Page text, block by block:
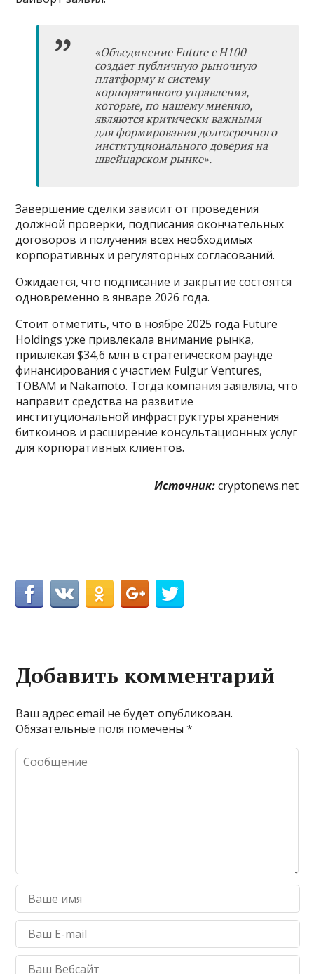
«Объединение Future с H100
создает публичную рыночную
платформу и систему
корпоративного управления,
которые, по нашему мнению,
являются критически важными
для формирования долгосрочного
институционального доверия на
швейцарском рынке».
Завершение сделки зависит от проведения
должной проверки, подписания окончательных
договоров и получения всех необходимых
корпоративных и регуляторных согласований.
Ожидается, что подписание и закрытие состоятся
одновременно в январе 2026 года.
Стоит отметить, что в ноябре 2025 года Future
Holdings уже привлекала внимание рынка,
привлекая $34,6 млн в стратегическом раунде
финансирования с участием Fulgur Ventures,
TOBAM и Nakamoto. Тогда компания заявляла, что
направит средства на развитие
институциональной инфраструктуры хранения
биткоинов и расширение консультационных услуг
для корпоративных клиентов.
Источник: cryptonews.net
Добавить комментарий
Ваш адрес email не будет опубликован.
Обязательные поля помечены*